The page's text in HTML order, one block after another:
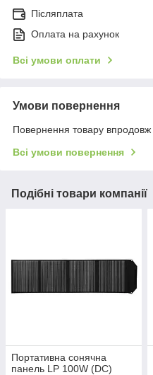
Післяплата
Оплата на рахунок
Всі умови оплати
Умови повернення
Повернення товару впродовж
Всі умови повернення
Подібні товари компанії
Портативна сонячна
панель LP 100W (DC)